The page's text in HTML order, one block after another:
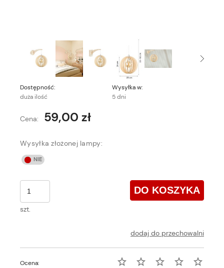
Dostępność:
duża ilość
Wysyłka w:
5 dni
Cena: 59,00 zł
Wysyłka złożonej lampy:
szt.
DO KOSZYKA
dodaj do przechowalni
Ocena: